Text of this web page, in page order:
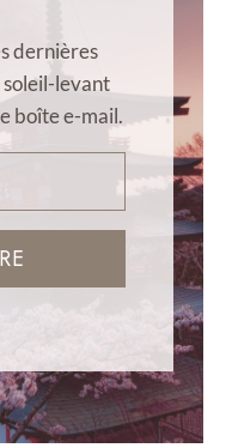
dernières
soleil-levant
boîte e-mail.